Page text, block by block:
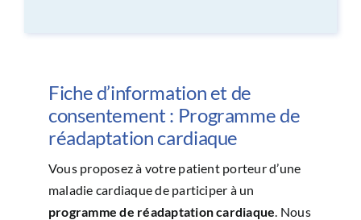
Fiche d’information et de
consentement : Programme de
réadaptation cardiaque
Vous proposez à votre patient porteur d’une
maladie cardiaque de participer à un
programme de réadaptation cardiaque. Nous